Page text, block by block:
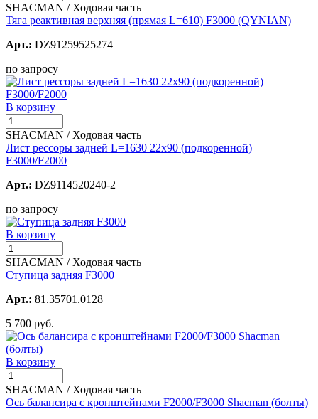
SHACMAN / Ходовая часть
Тяга реактивная верхняя (прямая L=610) F3000 (QYNIAN)
Арт.: DZ91259525274
по запросу
В корзину
SHACMAN / Ходовая часть
Лист рессоры задней L=1630 22x90 (подкоренной)
F3000/F2000
Арт.: DZ9114520240-2
по запросу
В корзину
SHACMAN / Ходовая часть
Ступица задняя F3000
Арт.: 81.35701.0128
5 700 руб.
В корзину
SHACMAN / Ходовая часть
Ось балансира с кронштейнами F2000/F3000 Shacman (болты)